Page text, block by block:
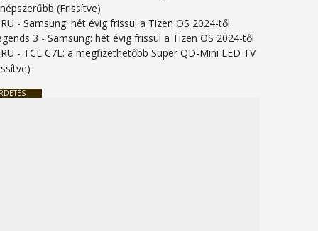
(Frissítve)
-Samsung: hét évig frissül a Tizen OS 2024-től
3 -Samsung: hét évig frissül a Tizen OS 2024-től
- TCL C7L: a megfizethetőbb Super QD-Mini LED TV